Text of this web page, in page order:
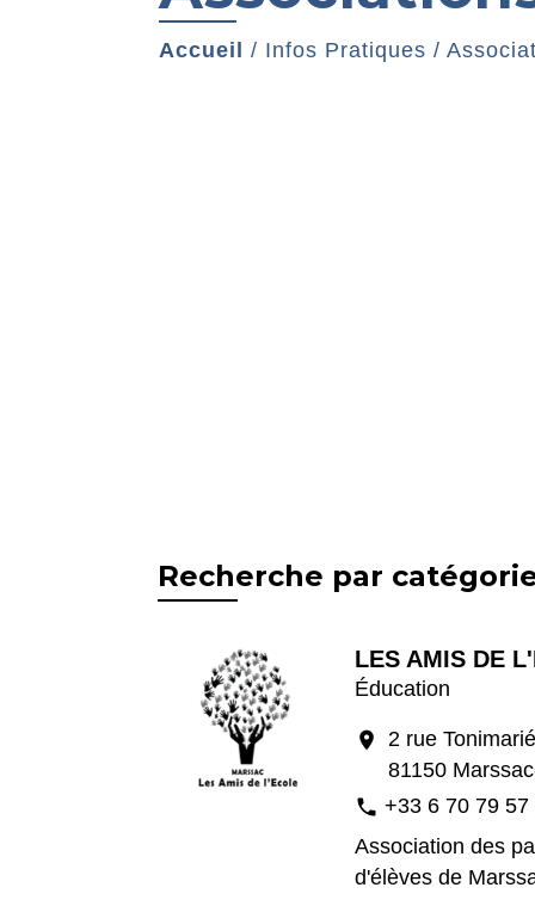
Accueil / Infos Pratiques /
Recherche par
LES AMIS DE
Éducation
location_on
2 rue Tonimarié
81150
phone +33 6 70 79 57
Association des
d'élèves de